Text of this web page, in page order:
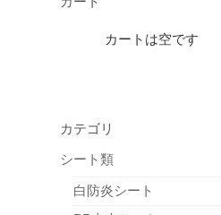
カートは空です
カテゴリ
シート類
白防炎シート